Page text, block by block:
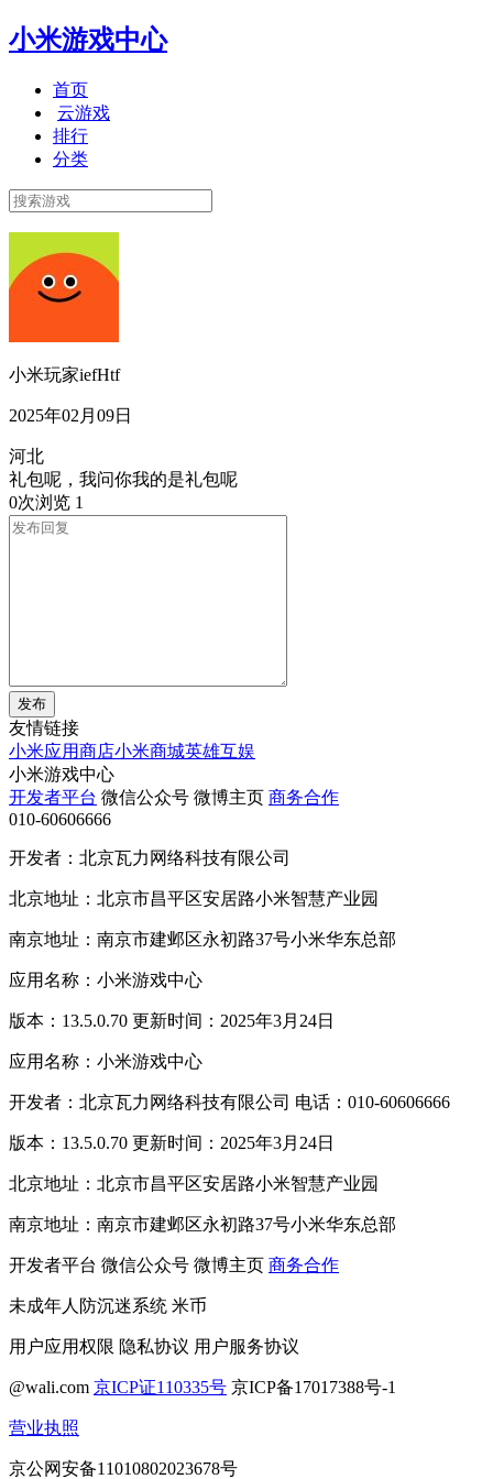
小米游戏中心
首页
云游戏
排行
分类
小米玩家iefHtf
2025年02月09日
河北
礼包呢，我问你我的是礼包呢
0次浏览 1
发布
友情链接
小米应用商店小米商城英雄互娱
小米游戏中心
开发者平台 微信公众号 微博主页 商务合作
010-60606666
开发者：北京瓦力网络科技有限公司
北京地址：北京市昌平区安居路小米智慧产业园
南京地址：南京市建邺区永初路37号小米华东总部
应用名称：小米游戏中心
版本：13.5.0.70 更新时间：2025年3月24日
应用名称：小米游戏中心
开发者：北京瓦力网络科技有限公司 电话：010-60606666
版本：13.5.0.70 更新时间：2025年3月24日
北京地址：北京市昌平区安居路小米智慧产业园
南京地址：南京市建邺区永初路37号小米华东总部
开发者平台 微信公众号 微博主页 商务合作
未成年人防沉迷系统 米币
用户应用权限 隐私协议 用户服务协议
@wali.com 京ICP证110335号 京ICP备17017388号-1
营业执照
京公网安备11010802023678号